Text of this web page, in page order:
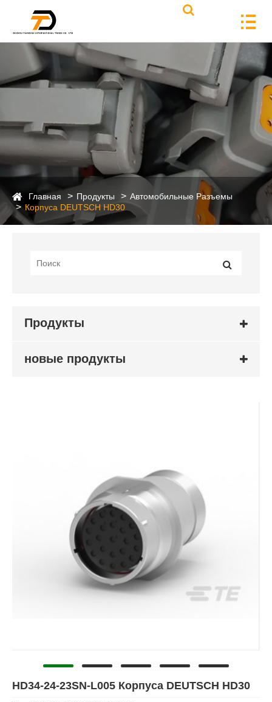
Главная Продукты
Автомобильные Разъемы
Корпуса DEUTSCH HD30
Продукты
новые продукты
HD34-24-23SN-L005 Корпуса DEUTSCH HD30